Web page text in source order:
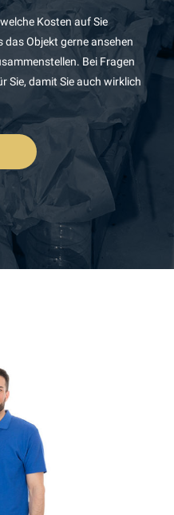
Kosten auf Sie
Objekt gerne ansehen
Bei Fragen
Sie, damit Sie auch wirklich